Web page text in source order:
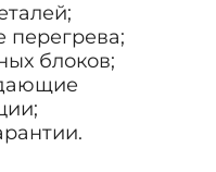
перегрева;
блоков;